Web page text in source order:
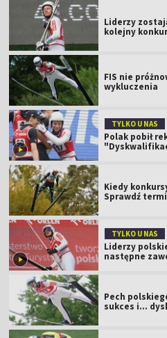
Liderzy
kolejny
FIS nie
wykluczenia
TYLKO U NAS
Polak pobił
Kiedy
Sprawdź
TYLKO U NAS
Liderzy
następne
Pech
sukces i...